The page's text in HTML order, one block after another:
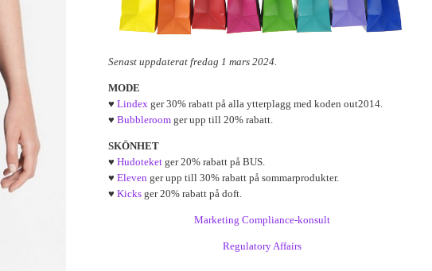
Senast uppdaterat fredag 1 mars 2024.
MODE
♥ Lindex ger 30% rabatt på alla ytterplagg med koden out2014.
♥ Bubbleroom ger upp till 20% rabatt.
SKÖNHET
♥ Hudoteket ger 20% rabatt på BUS.
♥ Eleven ger upp till 30% rabatt på sommarprodukter.
♥ Kicks ger 20% rabatt på doft.
Marketing Compliance-konsult
Regulatory Affairs